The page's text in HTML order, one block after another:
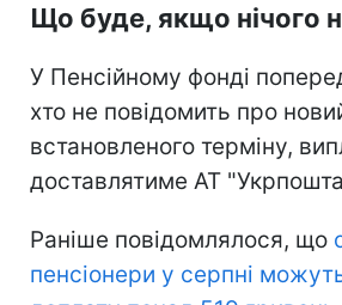
Що буде, якщо нічого
У Пенсійному фонді
хто не повідомить про
встановленого терміну,
доставлятиме АТ
Раніше повідомлялося, що
пенсіонери у серпні